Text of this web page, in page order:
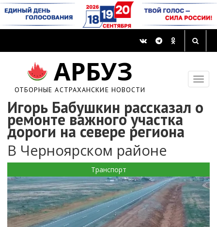
АРБУЗ
ОТБОРНЫЕ АСТРАХАНСКИЕ НОВОСТИ
Игорь Бабушкин рассказал о
ремонте важного участка
дороги на севере региона
В Черноярском районе
Транспорт